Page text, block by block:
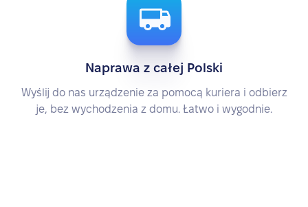
Naprawa z całej Polski
Wyślij do nas urządzenie za pomocą kuriera i odbierz
je, bez wychodzenia z domu. Łatwo i wygodnie.